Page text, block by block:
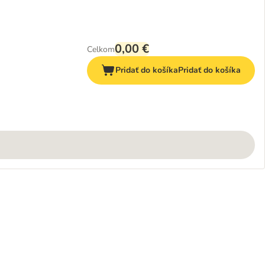
Celkom0,00 €
Pridať do košíkaPridať do košíka